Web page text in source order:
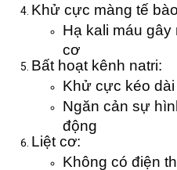
Khử cực màng tế
Hạ kali máu
cơ
Bất hoạt kênh natri:
Khử cực kéo
Ngăn cản sự
động
Liệt cơ:
Không có điện